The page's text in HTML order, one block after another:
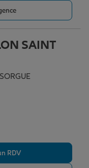
SAINT
RDV